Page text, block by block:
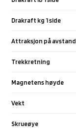
Drakraft kg 1 side
Attraksjon på avstand
Trekkretning
Magnetens høyde
Vekt
Skrueøye